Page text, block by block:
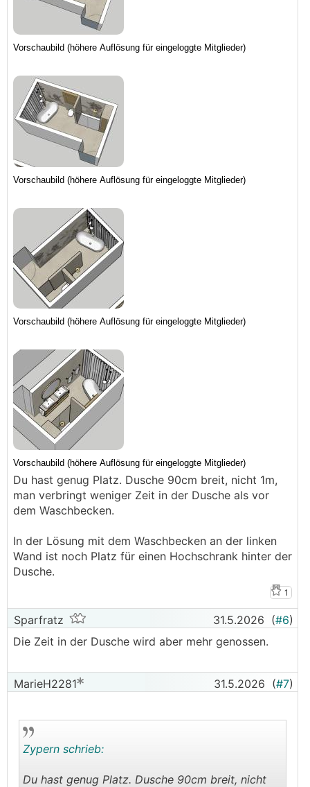
Du hast genug Platz. Dusche 90cm breit, nicht 1m,
man verbringt weniger Zeit in der Dusche als vor
dem Waschbecken.
In der Lösung mit dem Waschbecken an der linken
Wand ist noch Platz für einen Hochschrank hinter der
Dusche.
1
Sparfratz 31.5.2026 (#6)
Die Zeit in der Dusche wird aber mehr genossen.
MarieH2281 31.5.2026 (#7)
Zypern schrieb:
Du hast genug Platz. Dusche 90cm breit, nicht